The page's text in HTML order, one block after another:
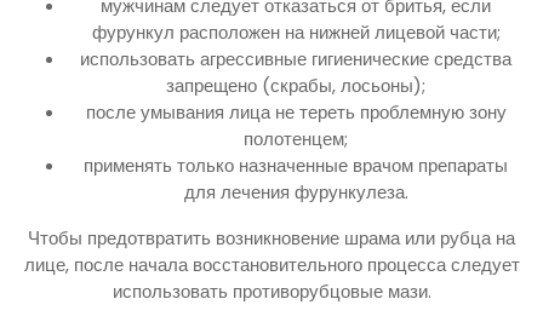
мужчинам следует отказаться от бритья, если
фурункул расположен на нижней лицевой части;
использовать агрессивные гигиенические средства
запрещено (скрабы, лосьоны);
после умывания лица не тереть проблемную зону
полотенцем;
применять только назначенные врачом препараты
для лечения фурункулеза.
Чтобы предотвратить возникновение шрама или рубца на
лице, после начала восстановительного процесса следует
использовать противорубцовые мази.